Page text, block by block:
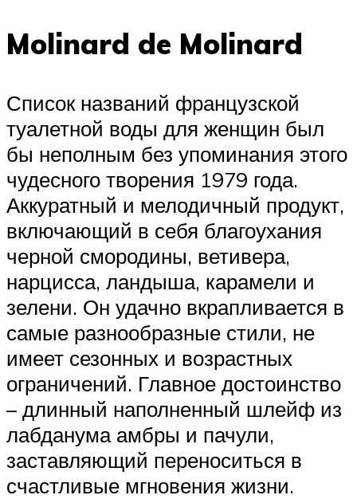
Molinard de Molinard
Список названий французской
туалетной воды для женщин был
бы неполным без упоминания этого
чудесного творения 1979 года.
Аккуратный и мелодичный продукт,
включающий в себя благоухания
черной смородины, ветивера,
нарцисса, ландыша, карамели и
зелени. Он удачно вкрапливается в
самые разнообразные стили, не
имеет сезонных и возрастных
ограничений. Главное достоинство
– длинный наполненный шлейф из
лабданума амбры и пачули,
заставляющий переноситься в
счастливые мгновения жизни.